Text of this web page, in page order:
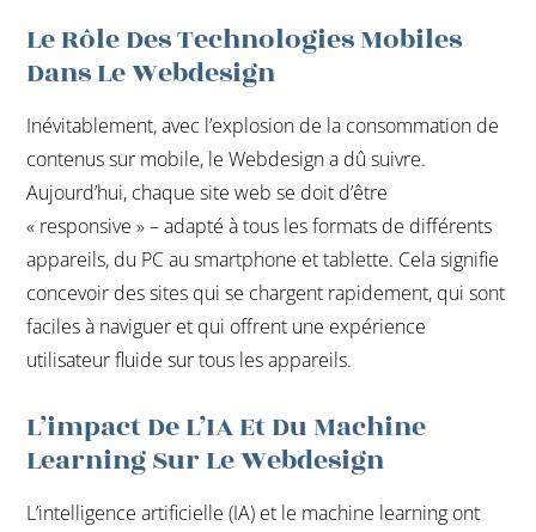
Le Rôle Des Technologies Mobiles
Dans Le Webdesign
Inévitablement, avec l’explosion de la consommation de
contenus sur mobile, le Webdesign a dû suivre.
Aujourd’hui, chaque site web se doit d’être
« responsive » – adapté à tous les formats de différents
appareils, du PC au smartphone et tablette. Cela signifie
concevoir des sites qui se chargent rapidement, qui sont
faciles à naviguer et qui offrent une expérience
utilisateur fluide sur tous les appareils.
L’impact De L’IA Et Du Machine
Learning Sur Le Webdesign
L’intelligence artificielle (IA) et le machine learning ont